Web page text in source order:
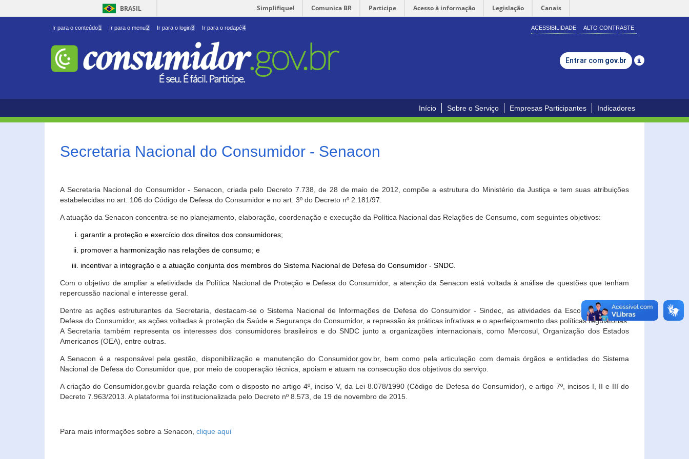
BRASIL Simplifique! Comunica BR Participe Acesso à informação Legislação Canais
Ir para o conteúdo1 Ir para o menu2 Ir para o login3 Ir para o rodapé4 ACESSIBILIDADE ALTO CONTRASTE
Entrar com gov.br
Início Sobre o Serviço Empresas Participantes Indicadores
Secretaria Nacional do Consumidor - Senacon
A Secretaria Nacional do Consumidor - Senacon, criada pelo Decreto 7.738, de 28 de maio de 2012, compõe a estrutura do Ministério da Justiça e tem suas atribuições
estabelecidas no art. 106 do Código de Defesa do Consumidor e no art. 3º do Decreto nº 2.181/97.
A atuação da Senacon concentra-se no planejamento, elaboração, coordenação e execução da Política Nacional das Relações de Consumo, com seguintes objetivos:
garantir a proteção e exercício dos direitos dos consumidores;
promover a harmonização nas relações de consumo; e
incentivar a integração e a atuação conjunta dos membros do Sistema Nacional de Defesa do Consumidor - SNDC.
Com o objetivo de ampliar a efetividade da Política Nacional de Proteção e Defesa do Consumidor, a atenção da Senacon está voltada à análise de questões que tenham
repercussão nacional e interesse geral.
Dentre as ações estruturantes da Secretaria, destacam-se o Sistema Nacional de Informações de Defesa do Consumidor - Sindec, as atividades da Escola Nacional de
Defesa do Consumidor, as ações voltadas à proteção da Saúde e Segurança do Consumidor, a repressão às práticas infrativas e o aperfeiçoamento das políticas regulatórias.
A Secretaria também representa os interesses dos consumidores brasileiros e do SNDC junto a organizações internacionais, como Mercosul, Organização dos Estados
Americanos (OEA), entre outras.
A Senacon é a responsável pela gestão, disponibilização e manutenção do Consumidor.gov.br, bem como pela articulação com demais órgãos e entidades do Sistema
Nacional de Defesa do Consumidor que, por meio de cooperação técnica, apoiam e atuam na consecução dos objetivos do serviço.
A criação do Consumidor.gov.br guarda relação com o disposto no artigo 4º, inciso V, da Lei 8.078/1990 (Código de Defesa do Consumidor), e artigo 7º, incisos I, II e III do
Decreto 7.963/2013. A plataforma foi institucionalizada pelo Decreto nº 8.573, de 19 de novembro de 2015.
Para mais informações sobre a Senacon, clique aqui